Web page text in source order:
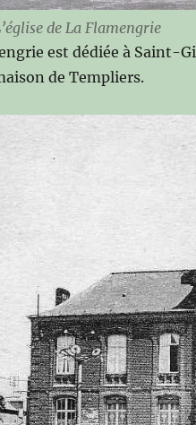
de La Flamengrie
est dédiée à Saint-
de Templiers.